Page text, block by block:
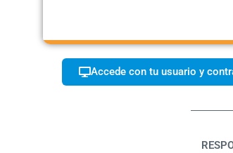
Accede con tu usuario y